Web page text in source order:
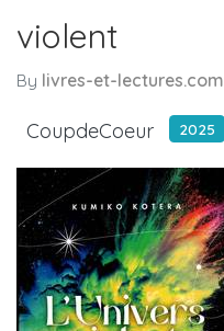
violent
By livres-et-lectures.com
CoupdeCoeur 2025